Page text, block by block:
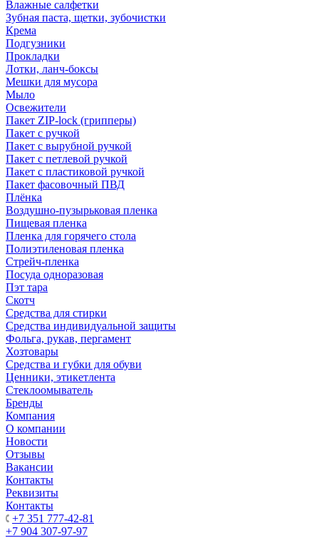
Влажные салфетки
Зубная паста, щетки, зубочистки
Крема
Подгузники
Прокладки
Лотки, ланч-боксы
Мешки для мусора
Мыло
Освежители
Пакет ZIP-lock (грипперы)
Пакет с ручкой
Пакет с вырубной ручкой
Пакет с петлевой ручкой
Пакет с пластиковой ручкой
Пакет фасовочный ПВД
Плёнка
Воздушно-пузырьковая пленка
Пищевая пленка
Пленка для горячего стола
Полиэтиленовая пленка
Стрейч-пленка
Посуда одноразовая
Пэт тара
Скотч
Средства для стирки
Средства индивидуальной защиты
Фольга, рукав, пергамент
Хозтовары
Средства и губки для обуви
Ценники, этикетлента
Стеклоомыватель
Бренды
Компания
О компании
Новости
Отзывы
Вакансии
Контакты
Реквизиты
Контакты
+7 351 777-42-81
+7 904 307-97-97